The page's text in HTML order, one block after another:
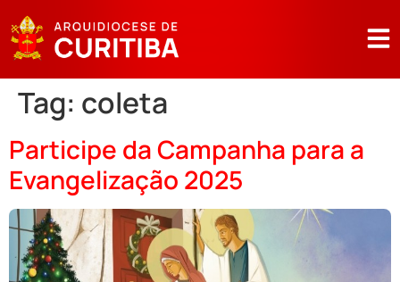
Tag: coleta
Participe da Campanha para a
Evangelização 2025